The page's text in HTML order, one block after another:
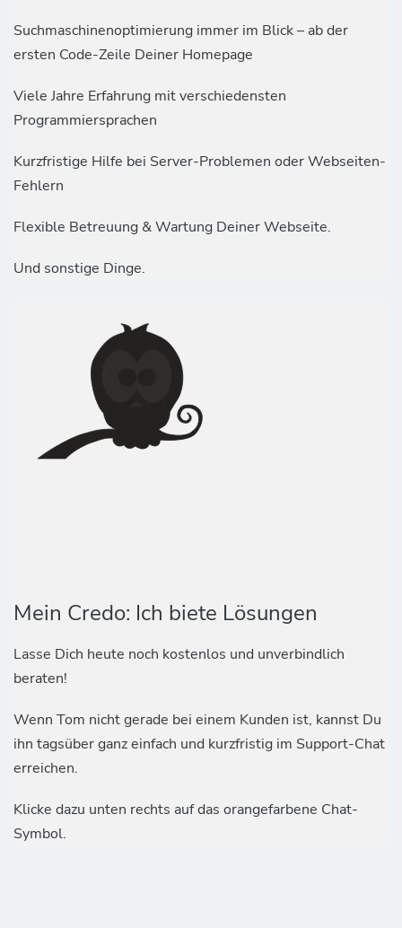
Suchmaschinenoptimierung immer im Blick – ab der
ersten Code-Zeile Deiner Homepage
Viele Jahre Erfahrung mit verschiedensten
Programmiersprachen
Kurzfristige Hilfe bei Server-Problemen oder Webseiten-
Fehlern
Flexible Betreuung & Wartung Deiner Webseite.
Und sonstige Dinge.
Mein Credo: Ich biete Lösungen
Lasse Dich heute noch kostenlos und unverbindlich
beraten!
Wenn Tom nicht gerade bei einem Kunden ist, kannst Du
ihn tagsüber ganz einfach und kurzfristig im Support-Chat
erreichen.
Klicke dazu unten rechts auf das orangefarbene Chat-
Symbol.